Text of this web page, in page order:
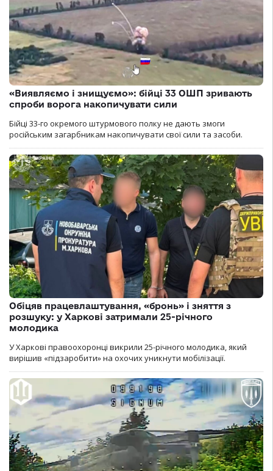
«Виявляємо і знищуємо»: бійці 33 ОШП зривають
спроби ворога накопичувати сили
Бійці 33-го окремого штурмового полку не дають змоги
російським загарбникам накопичувати свої сили та засоби.
Обіцяв працевлаштування, «бронь» і зняття з
розшуку: у Харкові затримали 25-річного
молодика
У Харкові правоохоронці викрили 25-річного молодика, який
вирішив «підзаробити» на охочих уникнути мобілізації.